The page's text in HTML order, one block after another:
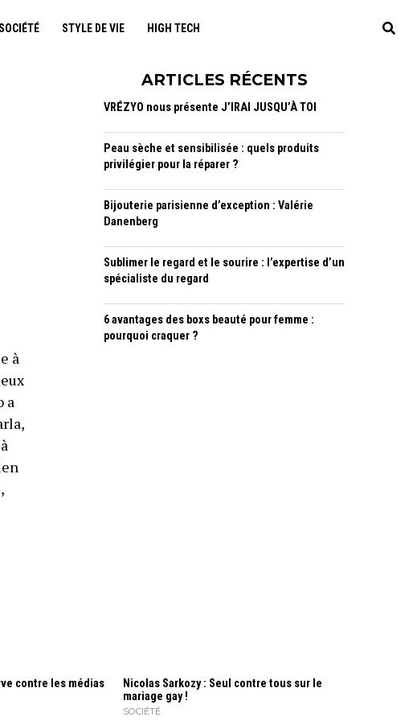
SOCIÉTÉ STYLE DE VIE HIGH TECH
à
a
ARTICLES RÉCENTS
VRÉZYO nous présente J’IRAI JUSQU’À TOI
Peau sèche et sensibilisée : quels produits
privilégier pour la réparer ?
Bijouterie parisienne d’exception : Valérie
Danenberg
Sublimer le regard et le sourire : l’expertise d’un
spécialiste du regard
6 avantages des boxs beauté pour femme :
pourquoi craquer ?
contre les médias
Nicolas Sarkozy : Seul contre tous sur le
mariage gay !
SOCIÉTÉ